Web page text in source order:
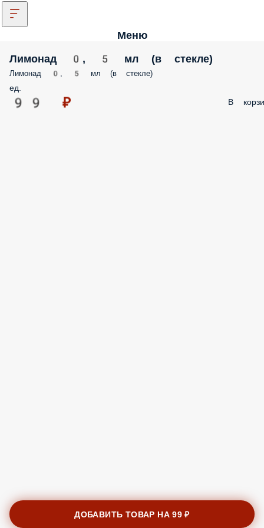
Меню
Лимонад 0, 5 мл (в стекле)
Лимонад 0, 5 мл (в стекле)
ед.
99 ₽ В
ДОБАВИТЬ ТОВАР НА99 ₽